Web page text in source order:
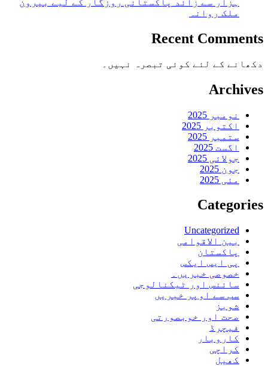
ملک روانہ
Recent Comments
دکھانے کے لئے کوئی تبصرہ نہیں۔
Archives
نومبر 2025
اکتوبر 2025
ستمبر 2025
اگست 2025
جولائی 2025
جون 2025
مئی 2025
Categories
Uncategorized
بین الاقوامی
پاکستان
پی ایس ایکس
خصوصی خبریں۔
سائنس اور ٹیکنالوجی
سب سے اوپر خبریں
شوبز
صحت اور خوبصورتی
فیچرڈ
کاروبار
کراچی
کھیل